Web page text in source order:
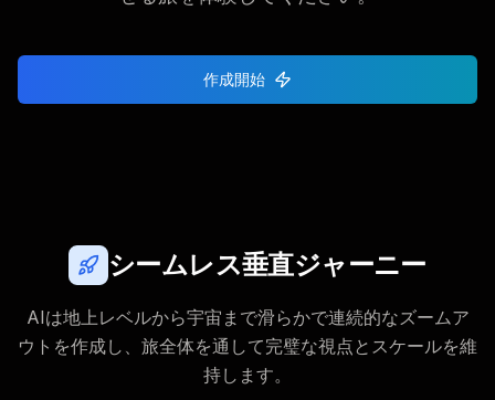
作成開始
シームレス垂直ジャーニー
AIは地上レベルから宇宙まで滑らかで連続的なズームア
ウトを作成し、旅全体を通して完璧な視点とスケールを維
持します。